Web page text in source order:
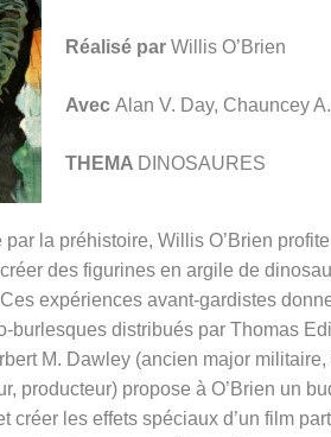
Réalisé par Willis O’Brien
Avec Alan V. Day, Chauncey
THEMA DINOSAURES
la préhistoire, Willis O’Brien
des figurines en argile de
expériences avant-gardistes
burlesques distribués par Thomas
M. Dawley (ancien major
producteur) propose à O’Brien un
créer les effets spéciaux d’un film